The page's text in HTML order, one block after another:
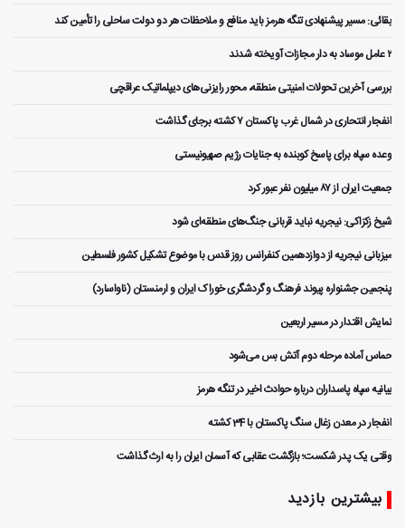
بقائی: مسیر پیشنهادی تنگه هرمز باید منافع و ملاحظات هر دو دولت ساحلی را تأمین کند
۲ عامل موساد به دار مجازات آویخته شدند
بررسی آخرین تحولات امنیتی منطقه، محور رایزنی‌های دیپلماتیک عراقچی
انفجار انتحاری در شمال غرب پاکستان ۷ کشته برجای گذاشت
وعده سپاه برای پاسخ کوبنده به جنایات رژیم صهیونیستی
جمعیت ایران از ۸۷ میلیون نفر عبور کرد
شیخ زکزاکی: نیجریه نباید قربانی جنگ‌های منطقه‌ای شود
میزبانی نیجریه از دوازدهمین کنفرانس روز قدس با موضوع تشکیل کشور فلسطین
پنجمین جشنواره پیوند فرهنگ و گردشگر‌ی خوراک ایران و ارمنستان (ناواسارد)
نمایش اقتدار در مسیر اربعین
حماس آماده مرحله دوم آتش بس می‌شود
بیانیه سپاه پاسداران درباره حوادث اخیر در تنگه هرمز
انفجار در معدن زغال سنگ پاکستان با 34 کشته
وقتی یک پدر شکست؛ بازگشت عقابی که آسمان ایران را به ارث گذاشت
بیشترین بازدید